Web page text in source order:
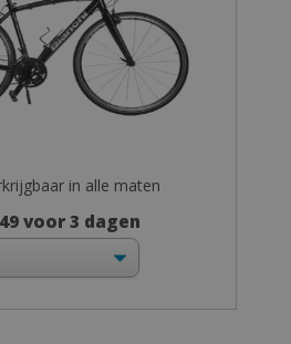
in alle maten
voor 3 dagen